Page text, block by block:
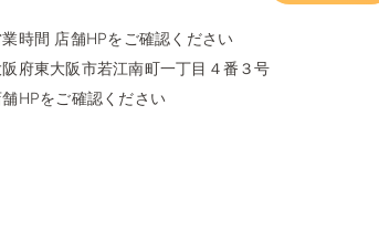
時間 店舗HPをご確認ください
阪府東大阪市若江南町一丁目４番３号
舗HPをご確認ください